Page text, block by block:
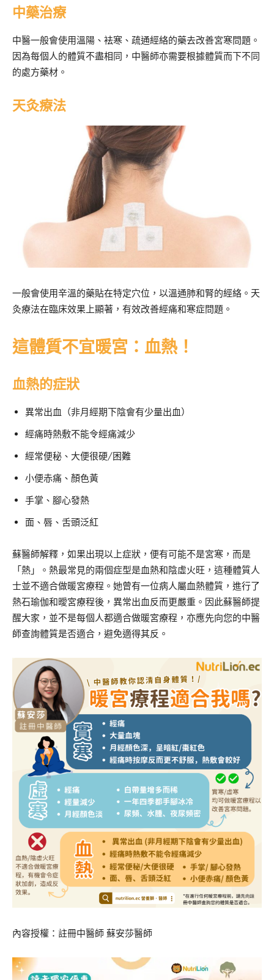
中藥治療
中醫一般會使用溫陽、袪寒、疏通經絡的藥去改善宮寒問題。
因為每個人的體質不盡相同，中醫師亦需要根據體質而下不同
的處方藥材。
天灸療法
一般會使用辛溫的藥貼在特定穴位，以溫通肺和腎的經絡。天
灸療法在臨床效果上顯著，有效改善經痛和寒症問題。
這體質不宜暖宮：血熱！
血熱的症狀
異常出血（非月經期下陰會有少量出血）
經痛時熱敷不能令經痛減少
經常便秘、大便很硬/困難
小便赤痛、顏色黃
手掌、腳心發熱
面、唇、舌頭泛紅
蘇醫師解釋，如果出現以上症狀，便有可能不是宮寒，而是
「熱」。熱最常見的兩個症型是血熱和陰虛火旺，這種體質人
士並不適合做暖宮療程。她曾有一位病人屬血熱體質，進行了
熱石瑜伽和曖宮療程後，異常出血反而更嚴重。因此蘇醫師提
醒大家，並不是每個人都適合做暖宮療程，亦應先向您的中醫
師查詢體質是否適合，避免適得其反。
內容授權：註冊中醫師 蘇安莎醫師